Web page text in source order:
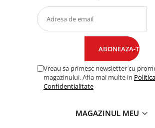
Vreau sa primesc newsletter cu
magazinului. Afla mai multe in
Confidentialitate
MAGAZINUL MEU